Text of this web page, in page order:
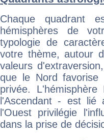
Chaque quadrant
hémisphères de
typologie de
votre thème, autour
valeurs
que le Nord favorise
privée.
l'Ascendant - est
l'Ouest privilégie
dans la prise de